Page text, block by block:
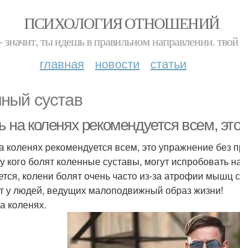
ПСИХОЛОГИЯ ОТНОШЕНИЙ
значит, ты идешь в правильном направлении.
главная новости статьи
сустав
на коленях рекомендуется всем,
коленях рекомендуется всем, это упражнение без
кого болят коленные суставы, могут испробовать
колени болят очень часто из-за атрофии мышц
у людей, ведущих малоподвижный образ жизни!
коленях.